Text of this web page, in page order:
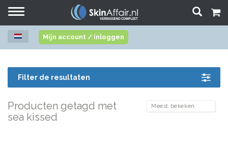
Toggle
Mijn account / inloggen
Filter de resultaten
Producten getagd met
sea kissed